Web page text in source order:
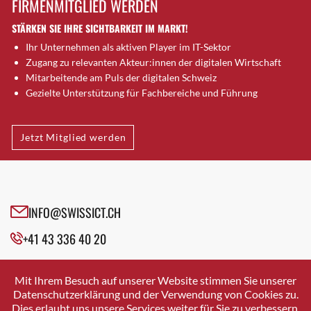
Brugg AG
Brütten
Bubendorf
Bubikon
Buchs (SG)
Bäretswil
Bülach
Cazis
Crissier
Davos Platz
Dierikon
Dietikon
FIRMENMITGLIED WERDEN
STÄRKEN SIE IHRE SICHTBARKEIT IM MARKT!
Ihr Unternehmen als aktiven Player im IT-Sektor
Zugang zu relevanten Akteur:innen der digitalen Wirtschaft
Mitarbeitende am Puls der digitalen Schweiz
Gezielte Unterstützung für Fachbereiche und Führung
Jetzt Mitglied werden
INFO@SWISSICT.CH
+41 43 336 40 20
SWISSICT
VULKANSTRASSE 120
8048 ZURICH
Mit Ihrem Besuch auf unserer Website stimmen Sie unserer
Datenschutzerklärung und der Verwendung von Cookies zu.
Dies erlaubt uns unsere Services weiter für Sie zu verbessern.